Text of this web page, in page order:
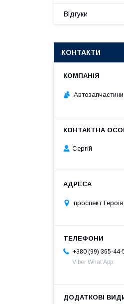
Відгуки
КОНТАКТИ
Сергій
проспект
+380 (99) 365-44-
Viber What’App